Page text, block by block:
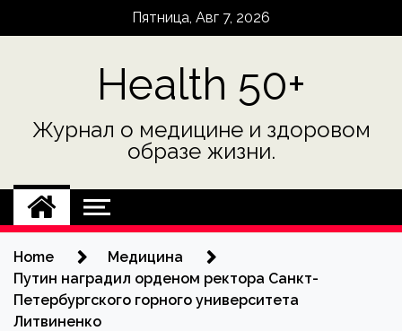
Пятница, Авг 7, 2026
Health 50+
Журнал о медицине и здоровом
образе жизни.
Home
Медицина
Путин наградил орденом ректора Санкт-
Петербургского горного университета
Литвиненко